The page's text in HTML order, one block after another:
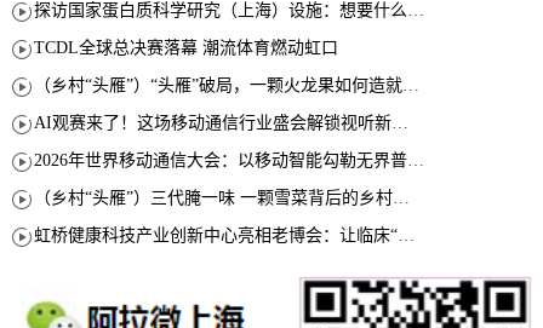
探访国家蛋白质科学研究（上海）设施：想要什么蛋白 AI直接设计合成
TCDL全球总决赛落幕 潮流体育燃动虹口
（乡村“头雁”）“头雁”破局，一颗火龙果如何造就沪上乡村特色产业化路径
AI观赛来了！这场移动通信行业盛会解锁视听新玩法
2026年世界移动通信大会：以移动智能勾勒无界普惠新愿景
（乡村“头雁”）三代腌一味 一颗雪菜背后的乡村致富经
虹桥健康科技产业创新中心亮相老博会：让临床“需求”定义银发经济新生态